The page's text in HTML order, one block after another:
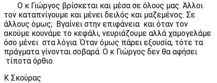
Ο κ Γιώργος βρίσκεται και μέσα σε όλους μας. Άλλοι
τον καταπνίγουμε και μένει δειλός και μαζεμένος. Σε
άλλους όμως; Βγαίνει στην επιφάνεια και όταν τον
ακούμε κουνάμε το κεφάλι, νευριάζουμε αλλά χαμογελάμε
όσο μένει στα λόγια. Όταν όμως πάρει εξουσία, τότε τα
πράγματα γίνονται σοβαρά. Ο κ Γιώργος δεν θα αφήσει
τίποτα όρθιο.
Κ Σκούρας